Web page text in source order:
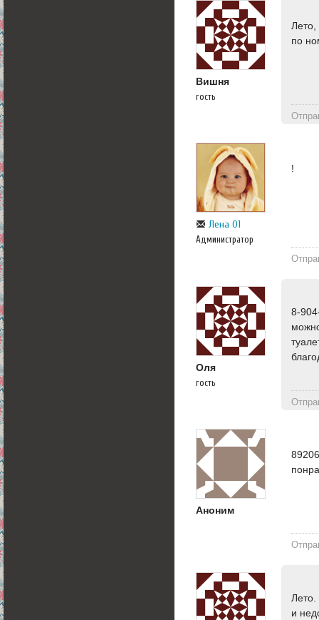
Вишня
гость
по
Лена 01
Администратор
!
Оля
гость
8-
Аноним
и